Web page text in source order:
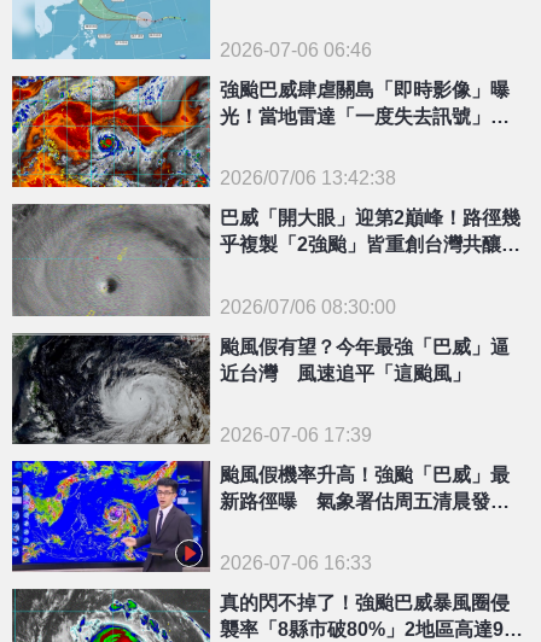
2026-07-06 06:46
{PLAYICON}
強颱巴威肆虐關島「即時影像」曝
光！當地雷達「一度失去訊號」台
2026/07/06 13:42:38
{PLAYICON}
巴威「開大眼」迎第2巔峰！路徑幾
乎複製「2強颱」皆重創台灣共釀95
2026/07/06 08:30:00
颱風假有望？今年最強「巴威」逼
近台灣 風速追平「這颱風」
2026-07-06 17:39
颱風假機率升高！強颱「巴威」最
新路徑曝 氣象署估周五清晨發陸
2026-07-06 16:33
真的閃不掉了！強颱巴威暴風圈侵
襲率「8縣市破80%」2地區高達9